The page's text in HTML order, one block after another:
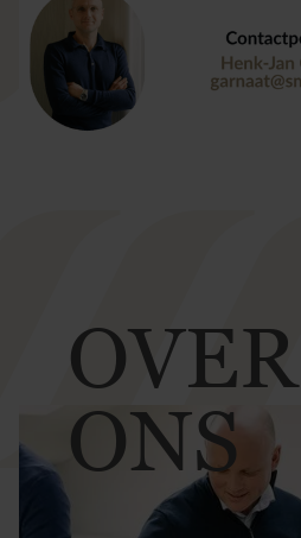
OVER
ONS